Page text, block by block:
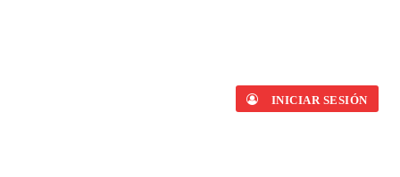
INICIAR SESIÓN